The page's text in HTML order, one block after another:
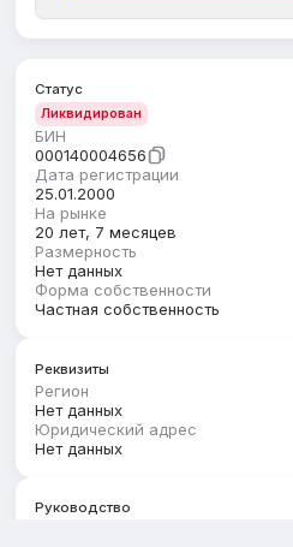
Статус
Ликвидирован
БИН
000140004656
Дата регистрации
25.01.2000
На рынке
20 лет, 7 месяцев
Размерность
Нет данных
Форма собственности
Частная собственность
Реквизиты
Регион
Нет данных
Юридический адрес
Нет данных
Руководство